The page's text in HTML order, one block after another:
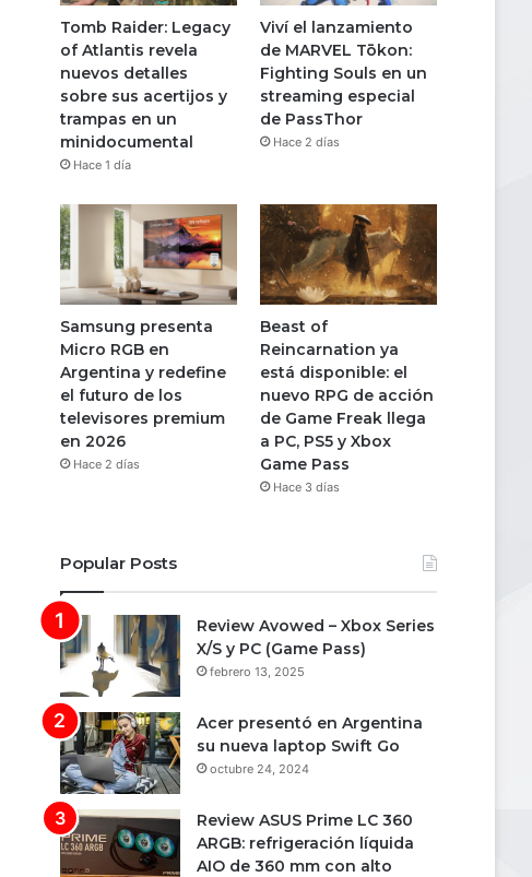
Tomb Raider: Legacy
of Atlantis revela
nuevos detalles
sobre sus acertijos y
trampas en un
minidocumental
Hace 1 día
Viví el lanzamiento
de MARVEL Tōkon:
Fighting Souls en un
streaming especial
de PassThor
Hace 2 días
Samsung presenta
Micro RGB en
Argentina y redefine
el futuro de los
televisores premium
en 2026
Hace 2 días
Beast of
Reincarnation ya
está disponible: el
nuevo RPG de acción
de Game Freak llega
a PC, PS5 y Xbox
Game Pass
Hace 3 días
Popular Posts
Review Avowed – Xbox Series
X/S y PC (Game Pass)
febrero 13, 2025
Acer presentó en Argentina
su nueva laptop Swift Go
octubre 24, 2024
Review ASUS Prime LC 360
ARGB: refrigeración líquida
AIO de 360 mm con alto